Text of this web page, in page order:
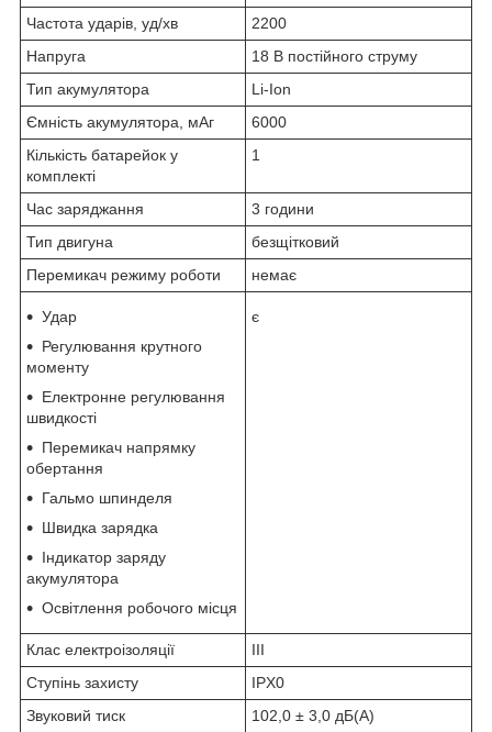
Частота ударів, уд/хв
2200
Напруга
18 В постійного струму
Тип акумулятора
Li-Ion
Ємність акумулятора, мАг
6000
Кількість батарейок у
комплекті
1
Час заряджання
3 години
Тип двигуна
безщітковий
Перемикач режиму роботи
немає
Удар
Регулювання крутного
моменту
Електронне регулювання
швидкості
Перемикач напрямку
обертання
Гальмо шпинделя
Швидка зарядка
Індикатор заряду
акумулятора
Освітлення робочого місця
є
Клас електроізоляції
III
Ступінь захисту
IPX0
Звуковий тиск
102,0 ± 3,0 дБ(А)